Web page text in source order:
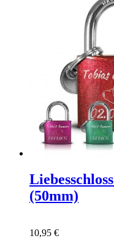
(50mm)
10,95 €